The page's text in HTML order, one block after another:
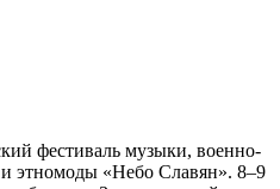
фестиваль музыки, военно-
этномоды «Небо Славян». 8–9